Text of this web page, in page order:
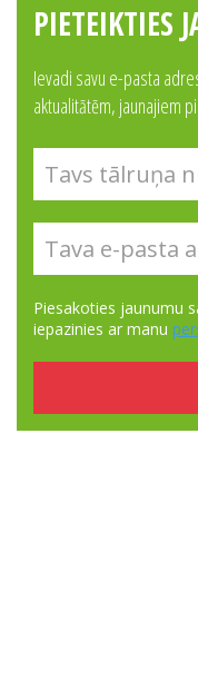
PIETEIKTIES
Ievadi savu e-pasta
aktualitātēm, jaunajiem
Piesakoties jaunumu
iepazinies ar manu